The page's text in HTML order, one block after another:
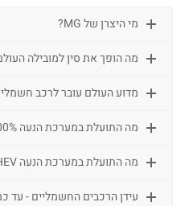
מי היצרן של MG?
מה הופך את סין למובילה
מדוע העולם עובר לרכב
מה התועלת במערכת הנעה 100% חשמלית?
מה התועלת במערכת הנעה PHEV?
עידן הרכבים החשמליים - עד